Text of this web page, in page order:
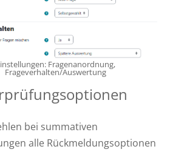
Fragenanordnung,
Frageverhalten/Auswertung
bei summativen
alle Rückmeldungsoptionen